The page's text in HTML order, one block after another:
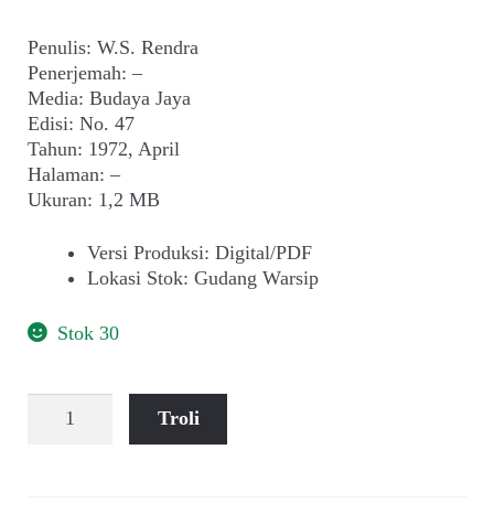
Penulis: W.S. Rendra
Penerjemah: –
Media: Budaya Jaya
Edisi: No. 47
Tahun: 1972, April
Halaman: –
Ukuran: 1,2 MB
Versi Produksi: Digital/PDF
Lokasi Stok: Gudang Warsip
Stok 30
Iklan
Troli